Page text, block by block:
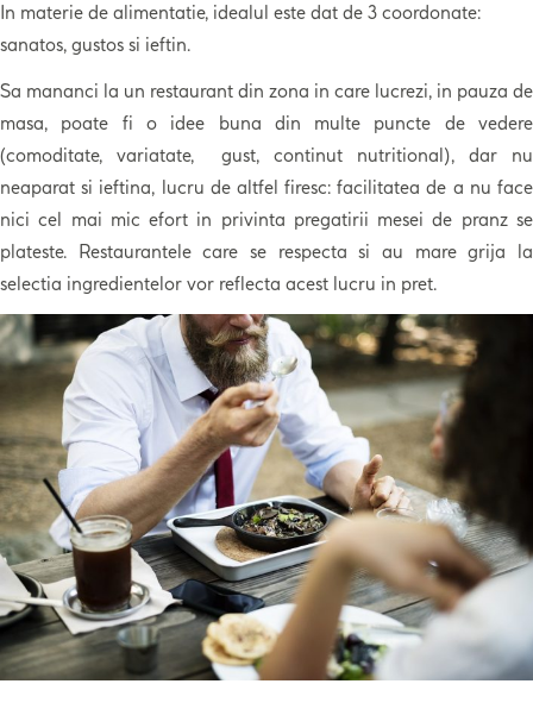
In materie de alimentatie, idealul este dat de 3 coordonate:
sanatos, gustos si ieftin.
Sa mananci la un restaurant din zona in care lucrezi, in pauza de
masa, poate fi o idee buna din multe puncte de vedere
(comoditate, variatate, gust, continut nutritional), dar nu
neaparat si ieftina, lucru de altfel firesc: facilitatea de a nu face
nici cel mai mic efort in privinta pregatirii mesei de pranz se
plateste. Restaurantele care se respecta si au mare grija la
selectia ingredientelor vor reflecta acest lucru in pret.